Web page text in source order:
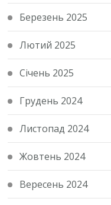
Березень 2025
Лютий 2025
Січень 2025
Грудень 2024
Листопад 2024
Жовтень 2024
Вересень 2024